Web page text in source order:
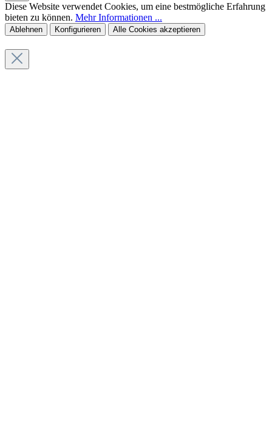
Diese Website verwendet Cookies, um eine bestmögliche Erfahrung
bieten zu können. Mehr Informationen ...
Ablehnen Konfigurieren Alle Cookies akzeptieren